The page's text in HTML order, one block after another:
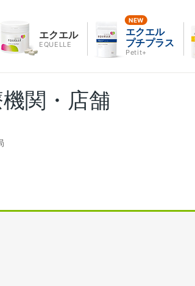
エクエル
EQUELLE
エクエル
プチプラス
Petit+
関・店舗